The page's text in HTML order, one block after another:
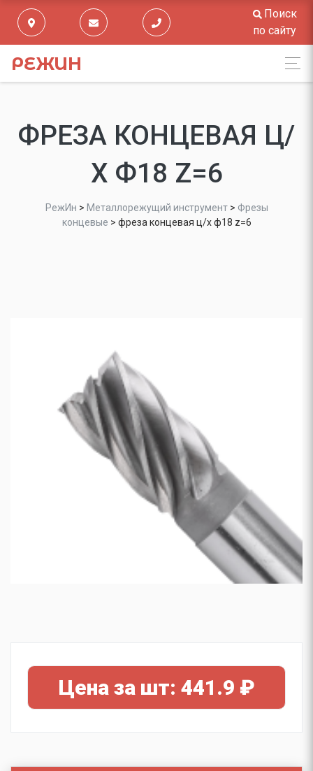
Поиск
по сайту
РЕЖИН
ФРЕЗА КОНЦЕВАЯ Ц/
Х Ф18 Z=6
РежИн > Металлорежущий инструмент> Фрезы
концевые > фреза концевая ц/х ф18 z=6
Цена за шт: 441.9 ₽